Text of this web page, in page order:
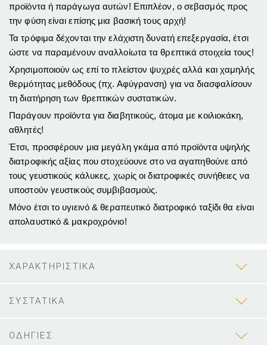
προϊόντα ή παράγωγα αυτών! Επιπλέον, ο σεβασμός προς
την φύση είναι επίσης μια βασική τους αρχή!
Τα τρόφιμα δέχονται την ελάχιστη δυνατή επεξεργασία, έτσι
ώστε να παραμένουν αναλλοίωτα τα θρεπτικά στοιχεία τους!
Χρησιμοποιούν ως επί το πλείστον ψυχρές αλλά και χαμηλής
θερμότητας μεθόδους (πχ. Αφύγρανση) για να διασφαλίσουν
τη διατήρηση των θρεπτικών συστατικών.
Παράγουν προϊόντα για διαβητικούς, άτομα με κοιλιοκάκη,
αθλητές!
Έτσι, προσφέρουν μια μεγάλη γκάμα από προϊόντα υψηλής
διατροφικής αξίας που στοχεύουνε στο να αγαπηθούνε από
τους γευστικούς κάλυκες, χωρίς οι διατροφικές συνήθειες να
υποστούν γευστικούς συμβιβασμούς.
Μόνο έτσι το υγιεινό & θεραπευτικό διατροφικό ταξίδι θα είναι
απολαυστικό & μακροχρόνιο!
ΧΑΡΑΚΤΗΡΙΣΤΙΚΑ
ΣΥΣΤΑΤΙΚΑ
ΟΔΗΓΙΕΣ